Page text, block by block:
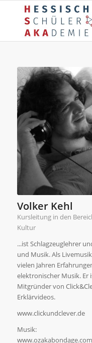
Volker Kehl
Kursleitung in den
Kultur
...ist Schlagzeuglehrer
und Musik. Als
vielen Jahren
elektronischer Musik. Er
Mitgründer von
Erklärvideos.
www.clickundclever.de
Musik:
www.ozakabondage.com